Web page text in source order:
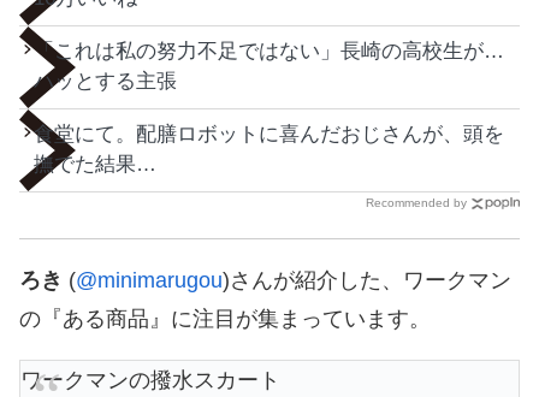
「これは私の努力不足ではない」長崎の高校生が…
ハッとする主張
食堂にて。配膳ロボットに喜んだおじさんが、頭を
撫でた結果…
Recommended by
ろき (@minimarugou)さんが紹介した、ワークマン
の『ある商品』に注目が集まっています。
ワークマンの撥水スカート